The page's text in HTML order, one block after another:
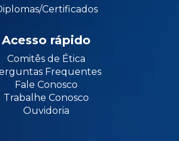
Certificados
Acesso rápido
Comitês de Ética
Frequentes
Fale Conosco
Trabalhe Conosco
Ouvidoria